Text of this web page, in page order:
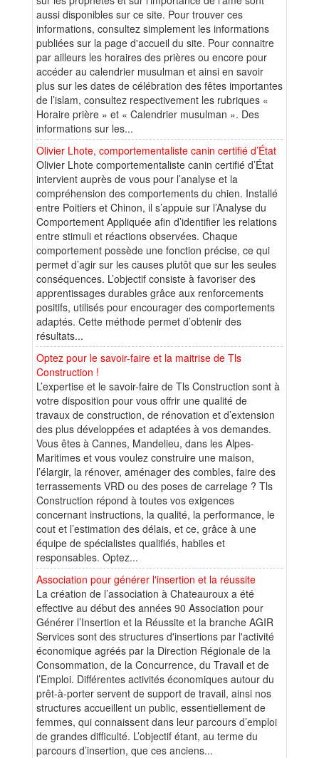
aussi disponibles sur ce site. Pour trouver ces
informations, consultez simplement les informations
publiées sur la page d'accueil du site. Pour connaitre
par ailleurs les horaires des prières ou encore pour
accéder au calendrier musulman et ainsi en savoir
plus sur les dates de célébration des fêtes importantes
de l’islam, consultez respectivement les rubriques «
Horaire prière » et « Calendrier musulman ». Des
informations sur les...
Olivier Lhote, comportementaliste canin certifié d’État
Olivier Lhote comportementaliste canin certifié d’État
intervient auprès de vous pour l’analyse et la
compréhension des comportements du chien. Installé
entre Poitiers et Chinon, il s’appuie sur l’Analyse du
Comportement Appliquée afin d’identifier les relations
entre stimuli et réactions observées. Chaque
comportement possède une fonction précise, ce qui
permet d’agir sur les causes plutôt que sur les seules
conséquences. L’objectif consiste à favoriser des
apprentissages durables grâce aux renforcements
positifs, utilisés pour encourager des comportements
adaptés. Cette méthode permet d’obtenir des
résultats...
Optez pour le savoir-faire et la maitrise de Tls
Construction !
L’expertise et le savoir-faire de Tls Construction sont à
votre disposition pour vous offrir une qualité de
travaux de construction, de rénovation et d’extension
des plus développées et adaptées à vos demandes.
Vous êtes à Cannes, Mandelieu, dans les Alpes-
Maritimes et vous voulez construire une maison,
l’élargir, la rénover, aménager des combles, faire des
terrassements VRD ou des poses de carrelage ? Tls
Construction répond à toutes vos exigences
concernant instructions, la qualité, la performance, le
cout et l’estimation des délais, et ce, grâce à une
équipe de spécialistes qualifiés, habiles et
responsables. Optez...
Association pour générer l'insertion et la réussite
La création de l’association à Chateauroux a été
effective au début des années 90 Association pour
Générer l’Insertion et la Réussite et la branche AGIR
Services sont des structures d'insertions par l'activité
économique agréés par la Direction Régionale de la
Consommation, de la Concurrence, du Travail et de
l’Emploi. Différentes activités économiques autour du
prêt-à-porter servent de support de travail, ainsi nos
structures accueillent un public, essentiellement de
femmes, qui connaissent dans leur parcours d’emploi
de grandes difficulté. L’objectif étant, au terme du
parcours d’insertion, que ces anciens...